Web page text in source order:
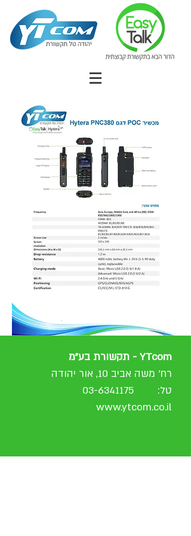
YTcom - תקשורת בע"מ
רח' משה אביב 10, אור יהודה
טל: 03-6341175
www.ytcom.co.il